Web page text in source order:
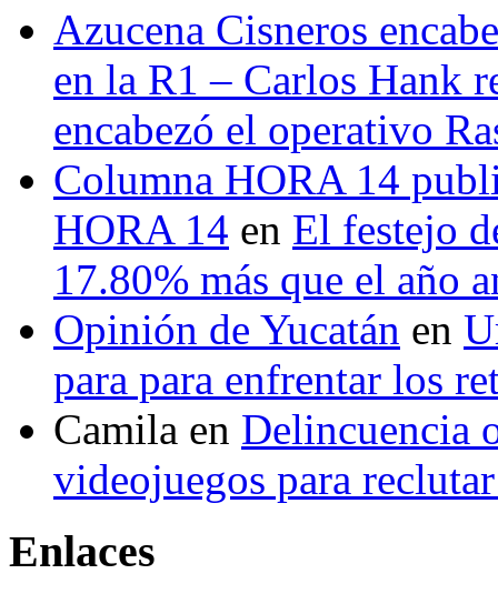
Azucena Cisneros
en la R1 – Carlos Hank
encabezó el operativo
Columna HORA 14
HORA 14 en El festejo
17.80% más que el año
Opinión de Yucatán en
para para enfrentar los
Camila en Delincuencia
videojuegos para
Enlaces